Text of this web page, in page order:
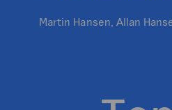
Martin Hansen, Allan